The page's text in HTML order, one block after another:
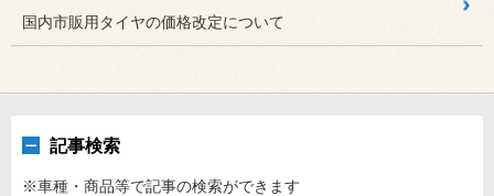
【CCCエントリー】フォルクスワ...
かわいいup!をクラシカルにカスタマイズ！
スポーツマインドが溢れる硬派な選択。
国内市販用タイヤの価格改定について
記事検索
※車種・商品等で記事の検索ができます